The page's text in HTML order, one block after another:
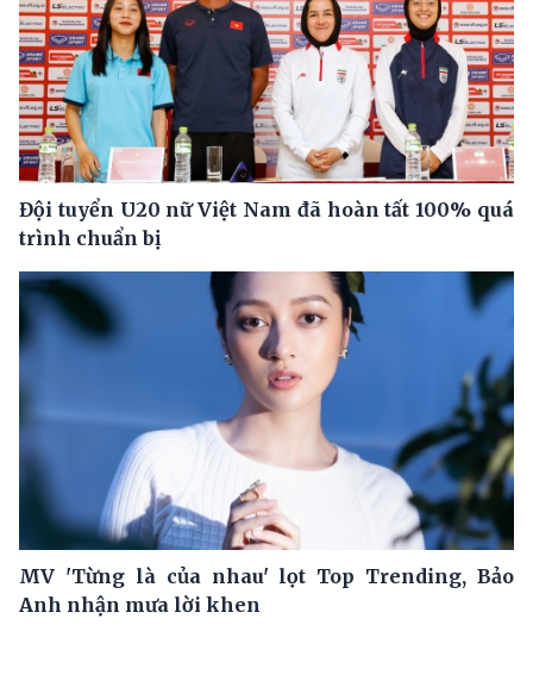
Đội tuyển U20 nữ Việt Nam đã hoàn tất 100% quá
trình chuẩn bị
MV 'Từng là của nhau' lọt Top Trending, Bảo
Anh nhận mưa lời khen